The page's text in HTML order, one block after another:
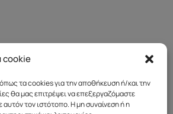
cookie
τα cookies για την αποθήκευση ή/και την
θα μας επιτρέψει να επεξεργαζόμαστε
τον ιστότοπο. Η μη συναίνεση ή η